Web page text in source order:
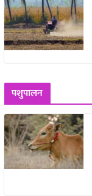
पशुपालन